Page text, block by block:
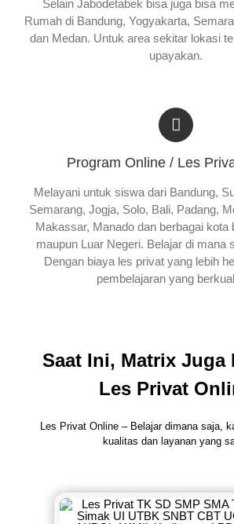
Selain Jabodetabek bisa juga bisa
Rumah di Bandung, Yogyakarta,
dan Medan. Untuk area sekitar lokasi
upayakan.
Program Online / Les
Melayani untuk siswa dari Bandung,
Semarang, Jogja, Solo, Bali, Padang,
Makassar, Manado dan berbagai kota
maupun Luar Negeri. Belajar di mana
Dengan biaya les privat yang lebih
pembelajaran yang
Saat Ini, Matrix Juga
Les Privat
Les Privat Online – Belajar dimana saja,
kualitas dan layanan yang